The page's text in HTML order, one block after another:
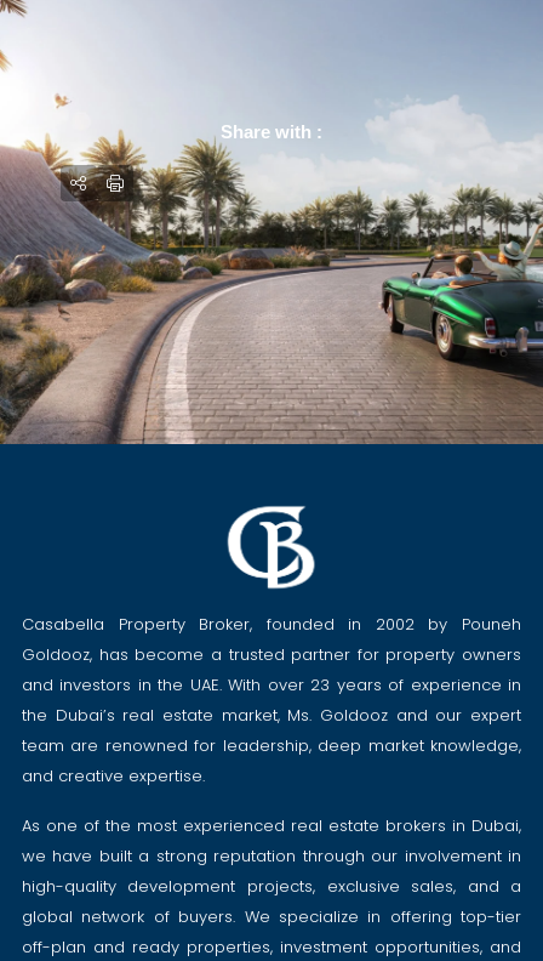
Share with :
Casabella Property Broker, founded in 2002 by Pouneh
Goldooz, has become a trusted partner for property owners
and investors in the UAE. With over 23 years of experience in
the Dubai’s real estate market, Ms. Goldooz and our expert
team are renowned for leadership, deep market knowledge,
and creative expertise.
As one of the most experienced real estate brokers in Dubai,
we have built a strong reputation through our involvement in
high-quality development projects, exclusive sales, and a
global network of buyers. We specialize in offering top-tier
off-plan and ready properties, investment opportunities, and